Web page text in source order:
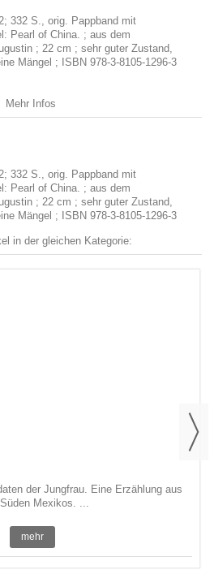
332 S., orig. Pappband mit
Pearl of China. ; aus dem
; 22 cm ; sehr guter Zustand,
Mängel ; ISBN 978-3-8105-1296-3
Mehr Infos
332 S., orig. Pappband mit
Pearl of China. ; aus dem
; 22 cm ; sehr guter Zustand,
Mängel ; ISBN 978-3-8105-1296-3
in der gleichen Kategorie:
der Jungfrau. Eine Erzählung aus
Mexikos. ...
mehr